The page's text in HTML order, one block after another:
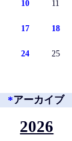
10 11
17 18
24 25
*アーカイブ
2026